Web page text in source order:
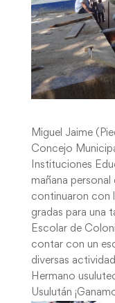
Miguel Jaime
Concejo
Instituciones
mañana
continuaron con
gradas para una
Escolar de
contar con un
diversas
Hermano
Usulután